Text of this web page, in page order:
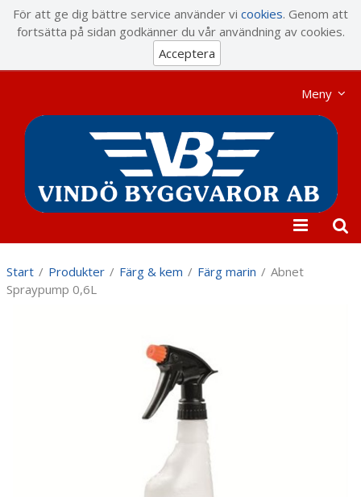
För att ge dig bättre service använder vi cookies. Genom att
fortsätta på sidan godkänner du vår användning av cookies.
Acceptera
Meny
Start / Produkter / Färg & kem / Färg marin / Abnet
Spraypump 0,6L
Visa varukorgen Till kassan